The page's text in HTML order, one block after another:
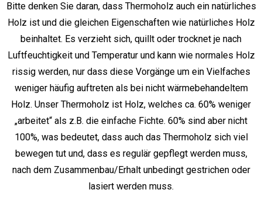
Bitte denken Sie daran, dass Thermoholz auch ein natürliches
Holz ist und die gleichen Eigenschaften wie natürliches Holz
beinhaltet. Es verzieht sich, quillt oder trocknet je nach
Luftfeuchtigkeit und Temperatur und kann wie normales Holz
rissig werden, nur dass diese Vorgänge um ein Vielfaches
weniger häufig auftreten als bei nicht wärmebehandeltem
Holz. Unser Thermoholz ist Holz, welches ca. 60% weniger
„arbeitet“ als z.B. die einfache Fichte. 60% sind aber nicht
100%, was bedeutet, dass auch das Thermoholz sich viel
bewegen tut und, dass es regulär gepflegt werden muss,
nach dem Zusammenbau/Erhalt unbedingt gestrichen oder
lasiert werden muss.